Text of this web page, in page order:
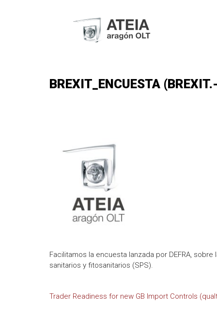
BREXIT_ENCUESTA
Facilitamos la encuesta lanzada por DEFRA,
sanitarios y fitosanitarios (SPS).
Trader Readiness for new GB Import Controls